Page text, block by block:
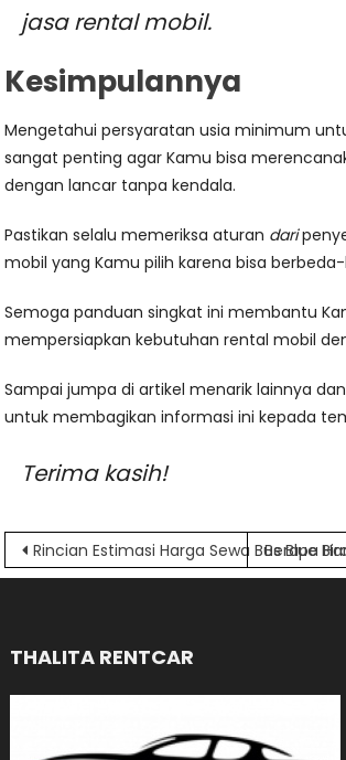
jasa rental mobil.
Kesimpulannya
Mengetahui persyaratan usia minimum
sangat penting agar Kamu bisa
dengan lancar tanpa kendala.
Pastikan selalu memeriksa aturan dari
mobil yang Kamu pilih karena bisa
Semoga panduan singkat ini membantu
mempersiapkan kebutuhan rental mobil
Sampai jumpa di artikel menarik lainnya
untuk membagikan informasi ini kepada
Terima kasih!
Navigasi
Rincian Estimasi Harga Sewa Bus Blue
Berapa
THALITA RENTCAR